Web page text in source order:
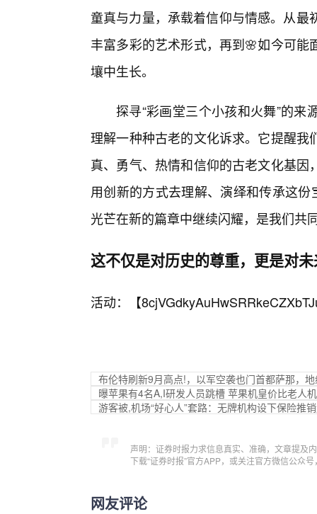
童真与力量，承载着信仰与情感。从
丰富多彩的艺术形式，再到🌸如今可
壤中生长。
探寻“彩画堂三个小孩和火舞”的
理解一种种古老的文化诉求。它提醒
真、勇气、热情和信仰的古老文化基
用创新的方式去理解、演绎和传承这
光芒在新的篇章中继续闪耀，是我们共
这不仅是对历史的尊重，更是对
活动：【
布伦特刷新9月高点!，以军空袭也门首都萨那，
曝苹果有4名A,I研发人员跳槽 苹果机皇价比老人
游客被,机场“好心人”套路：无牌机构设下保险推
声明：证券时报力求信息真实、准确，文章提及
下载“证券时报”官方APP，或关注官方微信公众
网友评论